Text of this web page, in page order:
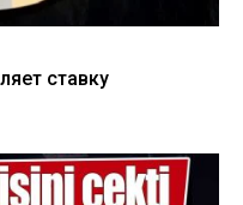
ставку